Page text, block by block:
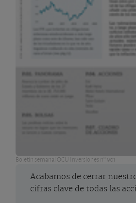
Boletín semanal OCU Inversiones nº 901
Acabamos de cerrar
cifras clave de todas las